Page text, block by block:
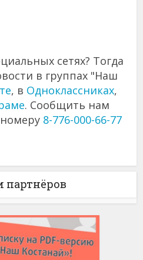
сетях? Тогда
в группах "Наш
, в Одноклассниках,
. Сообщить нам
8-776-000-66-77
партнёров